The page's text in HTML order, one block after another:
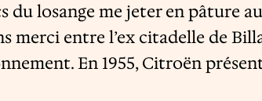
du losange me jeter en pâture
merci entre l’ex citadelle de
En 1955, Citroën